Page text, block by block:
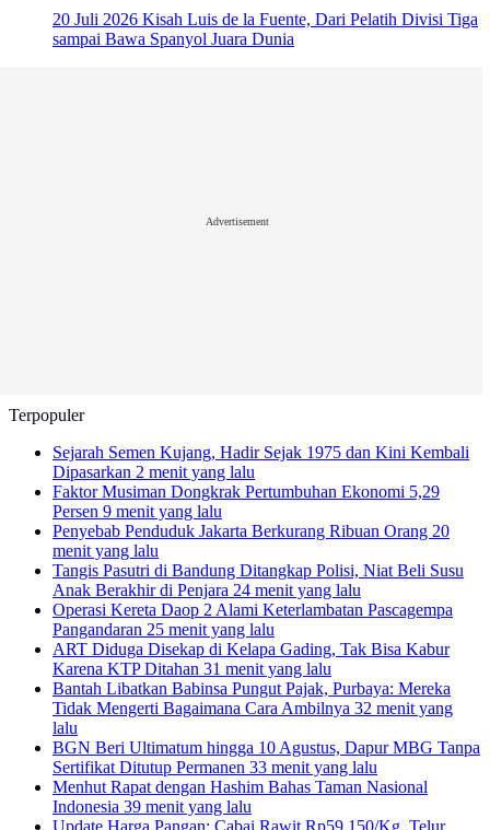
20 Juli 2026 Kisah Luis de la Fuente, Dari Pelatih Divisi Tiga
sampai Bawa Spanyol Juara Dunia
Advertisement
Terpopuler
Sejarah Semen Kujang, Hadir Sejak 1975 dan Kini Kembali
Dipasarkan 2 menit yang lalu
Faktor Musiman Dongkrak Pertumbuhan Ekonomi 5,29
Persen 9 menit yang lalu
Penyebab Penduduk Jakarta Berkurang Ribuan Orang 20
menit yang lalu
Tangis Pasutri di Bandung Ditangkap Polisi, Niat Beli Susu
Anak Berakhir di Penjara 24 menit yang lalu
Operasi Kereta Daop 2 Alami Keterlambatan Pascagempa
Pangandaran 25 menit yang lalu
ART Diduga Disekap di Kelapa Gading, Tak Bisa Kabur
Karena KTP Ditahan 31 menit yang lalu
Bantah Libatkan Babinsa Pungut Pajak, Purbaya: Mereka
Tidak Mengerti Bagaimana Cara Ambilnya 32 menit yang
lalu
BGN Beri Ultimatum hingga 10 Agustus, Dapur MBG Tanpa
Sertifikat Ditutup Permanen 33 menit yang lalu
Menhut Rapat dengan Hashim Bahas Taman Nasional
Indonesia 39 menit yang lalu
Update Harga Pangan: Cabai Rawit Rp59.150/Kg, Telur